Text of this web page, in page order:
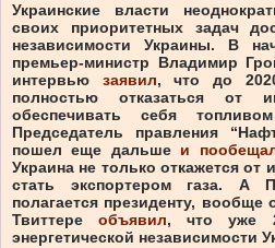
Украинские власти
своих приоритетных задач
независимости Украины. В
премьер-министр Владимир
интервью заявил, что до
полностью отказаться от
обеспечивать себя
Председатель правления
пошел еще дальше и
Украина не только откажется от
стать экспортером газа. А
полагается президенту,
Твиттереобъявил, что уже
энергетической независимости